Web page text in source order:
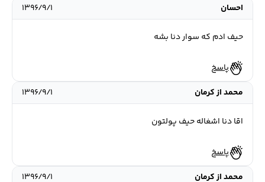
احسان
۱۳۹۶/۹/۱
حیف ادم که سوار دنا بشه
پاسخ
محمد از کرمان
۱۳۹۶/۹/۱
اقا دنا اشغاله حیف پولتون
پاسخ
محمد از کرمان
۱۳۹۶/۹/۱